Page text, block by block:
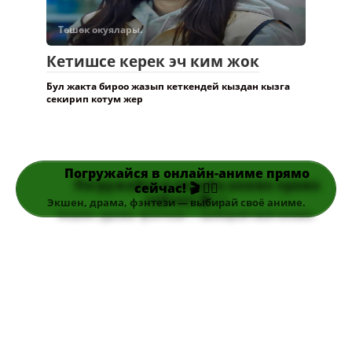
Төшөк окуялары.
Кетишсе керек эч ким жок
Бул жакта бироо жазып кеткендей кыздан кызга
секирип котум жер
Погружайся в онлайн-аниме прямо
сейчас! 🎬 👆🏻
Экшен, драма, фэнтези — выбирай своё аниме.